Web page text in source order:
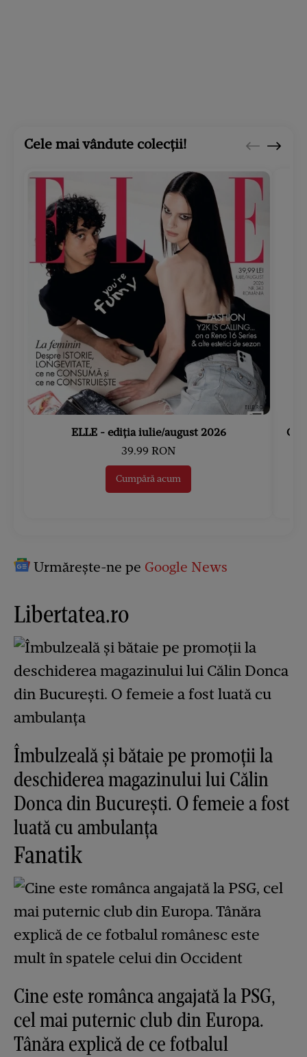
Cele mai vândute colecții!
ELLE - ediția iulie/august 2026
39.99 RON
Cumpără acum
Urmărește-ne pe Google News
Libertatea.ro
Îmbulzeală și bătaie pe promoții la
deschiderea magazinului lui Călin
Donca din București. O femeie a fost
luată cu ambulanța
Fanatik
Cine este românca angajată la PSG,
cel mai puternic club din Europa.
Tânăra explică de ce fotbalul